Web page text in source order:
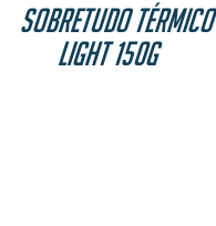
Sobretudo Térmico
Light 150g